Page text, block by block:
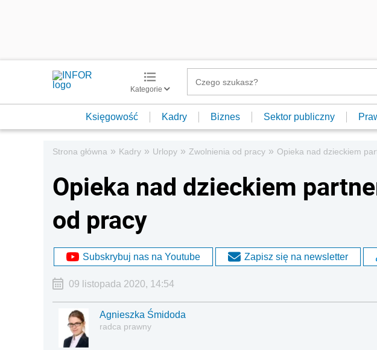
Kategorie
Księgowość Kadry Biznes Sektor publiczny
Strona główna » Kadry » Urlopy » Zwolnienia od pracy » Opieka nad dzieckiem
Opieka nad dzieckiem
od pracy
Subskrybuj nas na Youtube Zapisz się na newsletter
09 listopada 2020, 14:54
Agnieszka Śmidoda
radca prawny